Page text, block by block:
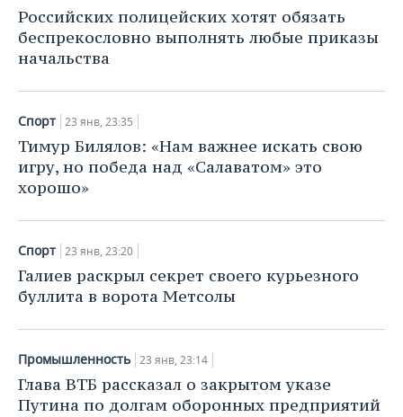
НЕФТЕХИМИЯ
НЕФТЬ
ОПК
ЭНЕРГЕТИКА
РОЗНИЧНАЯ ТОРГОВЛЯ
УСЛУГИ
НОВОСТИ ТЕХНОЛОГИЙ
МЕДИА
ТЕЛЕКОММУНИКАЦИИ
МЕРОПРИЯТИЯ
ВЫЕЗДНАЯ РЕДАКЦИЯ
БИЗНЕС-БРАНЧИ
ONLINE-КОНФЕРЕНЦИИ
ОТКРЫТАЯ ЛЕКЦИЯ
НОВОСТИ СПОРТА
ФУТБОЛ
ХОККЕЙ
БАСКЕТБОЛ
ВОЛЕЙБОЛ
ФИГУРНОЕ КАТАНИЕ
ВОДНЫЕ ВИДЫ СПОРТА
ОБЩЕСТВО
НОВОСТИ ОБЩЕСТВА
ВЛАСТЬ
ИНФРАСТРУКТУРА
ИСТОРИЯ
МЕДИЦИНА
ОБРАЗОВАНИЕ
ФОТОГАЛЕРЕЯ
СЮЖЕТЫ
СПРАВОЧНИК
СПИСОК ПЕРСОН
ПОЛНАЯ ВЕРСИЯ
Российских полицейских хотят обязать
беспрекословно выполнять любые приказы
начальства
Спорт 23 янв, 23:35
Тимур Билялов: «Нам важнее искать свою
игру, но победа над «Салаватом» это
хорошо»
Спорт 23 янв, 23:20
Галиев раскрыл секрет своего курьезного
буллита в ворота Метсолы
Промышленность 23 янв, 23:14
Глава ВТБ рассказал о закрытом указе
Путина по долгам оборонных предприятий